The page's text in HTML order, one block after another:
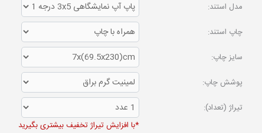
مدل استند:
چاپ استند:
سایز چاپ:
پوشش چاپ:
تیراژ (تعداد):
*با افزایش تیراژ تخفیف بیشتری بگیرید